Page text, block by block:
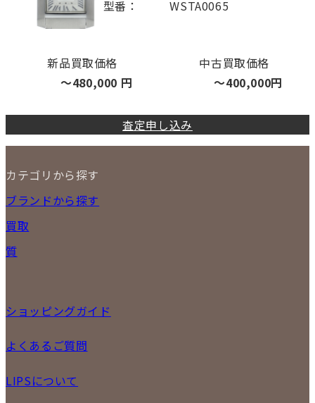
型番
WSTA0065
新品買取価格
〜480,000 円
中古買取価格
〜400,000円
査定申し込み
カテゴリから探す
NEW ITEM
時計
小物
ブランドから探す
買取
宅配買取
委託販売
LINE査定
買取実績
質
ショッピングガイド
商品について
お支払いについて
保証について
よくあるご質問
商品について
LIPSについて